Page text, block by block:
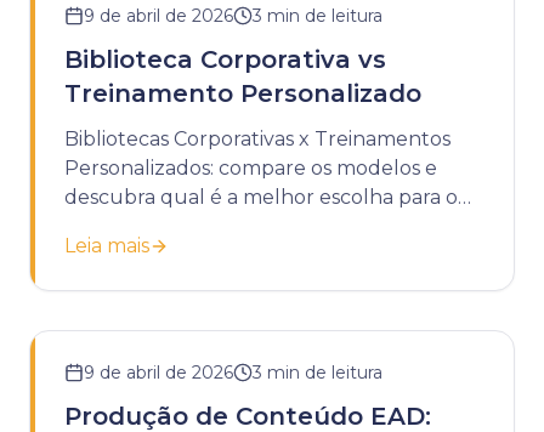
9 de abril de 2026 3 min de leitura
Biblioteca Corporativa vs
Treinamento Personalizado
Bibliotecas Corporativas x Treinamentos
Personalizados: compare os modelos e
descubra qual é a melhor escolha para o
Leia mais
9 de abril de 2026 3 min de leitura
Produção de Conteúdo EAD: